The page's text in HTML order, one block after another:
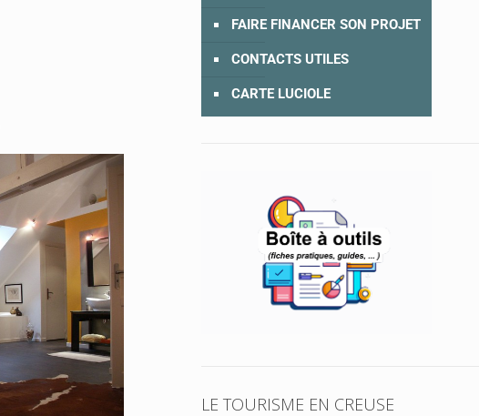
FAIRE FINANCER SON PROJET
CONTACTS UTILES
CARTE LUCIOLE
LE TOURISME EN CREUSE